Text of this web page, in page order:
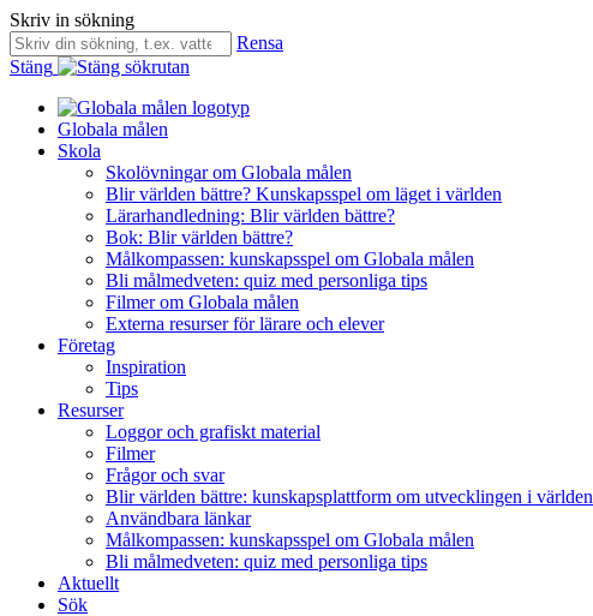
Skriv in sökning
Rensa
Stäng
Globala målen
Skola
Skolövningar om Globala målen
Blir världen bättre? Kunskapsspel om läget i världen
Lärarhandledning: Blir världen bättre?
Bok: Blir världen bättre?
Målkompassen: kunskapsspel om Globala målen
Bli målmedveten: quiz med personliga tips
Filmer om Globala målen
Externa resurser för lärare och elever
Företag
Inspiration
Tips
Resurser
Loggor och grafiskt material
Filmer
Frågor och svar
Blir världen bättre: kunskapsplattform om utvecklingen i världen
Användbara länkar
Målkompassen: kunskapsspel om Globala målen
Bli målmedveten: quiz med personliga tips
Aktuellt
Sök